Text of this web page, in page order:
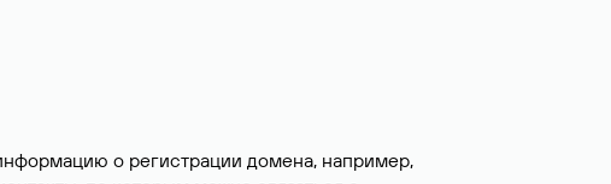
о регистрации домена, например,